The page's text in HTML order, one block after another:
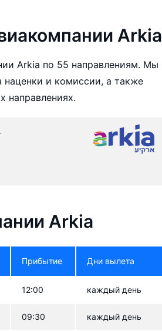
Arkia
Arkia по 55 направлениям. Мы
и комиссии, а также
направлениях.
Arkia
Прибытие Дни вылета
12:00 каждый день
09:30 каждый день